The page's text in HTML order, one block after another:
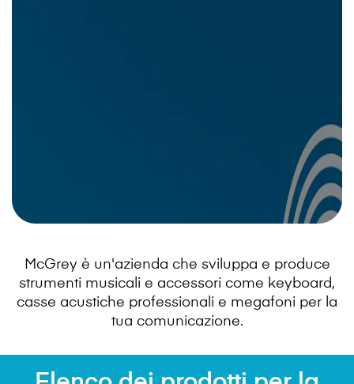
McGrey è un'azienda che sviluppa e produce
strumenti musicali e accessori come keyboard,
casse acustiche professionali e megafoni per la
tua comunicazione.